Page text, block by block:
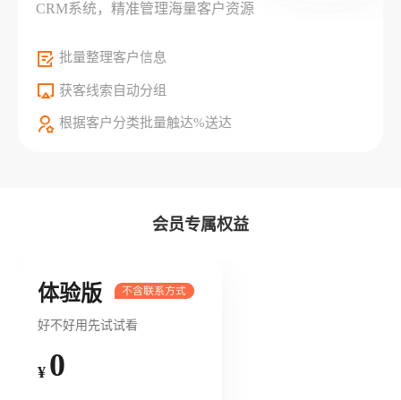
CRM系统，精准管理海量客户资源
批量整理客户信息
获客线索自动分组
根据客户分类批量触达%送达
会员专属权益
体验版
好不好用先试试看
¥ 0